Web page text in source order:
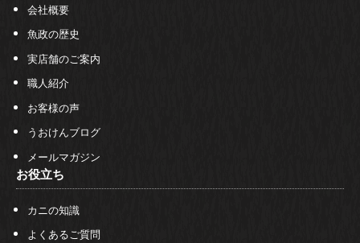
会社概要
魚政の歴史
実店舗のご案内
職人紹介
お客様の声
うおけんブログ
メールマガジン
お役立ち
カニの知識
よくあるご質問